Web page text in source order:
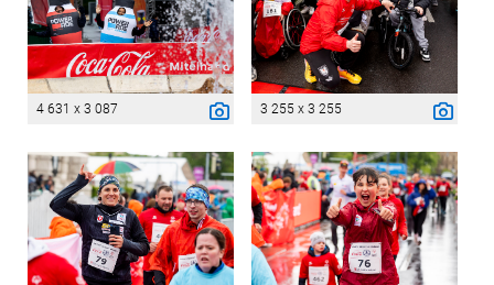
4 631 x 3 087 3 255 x 3 255